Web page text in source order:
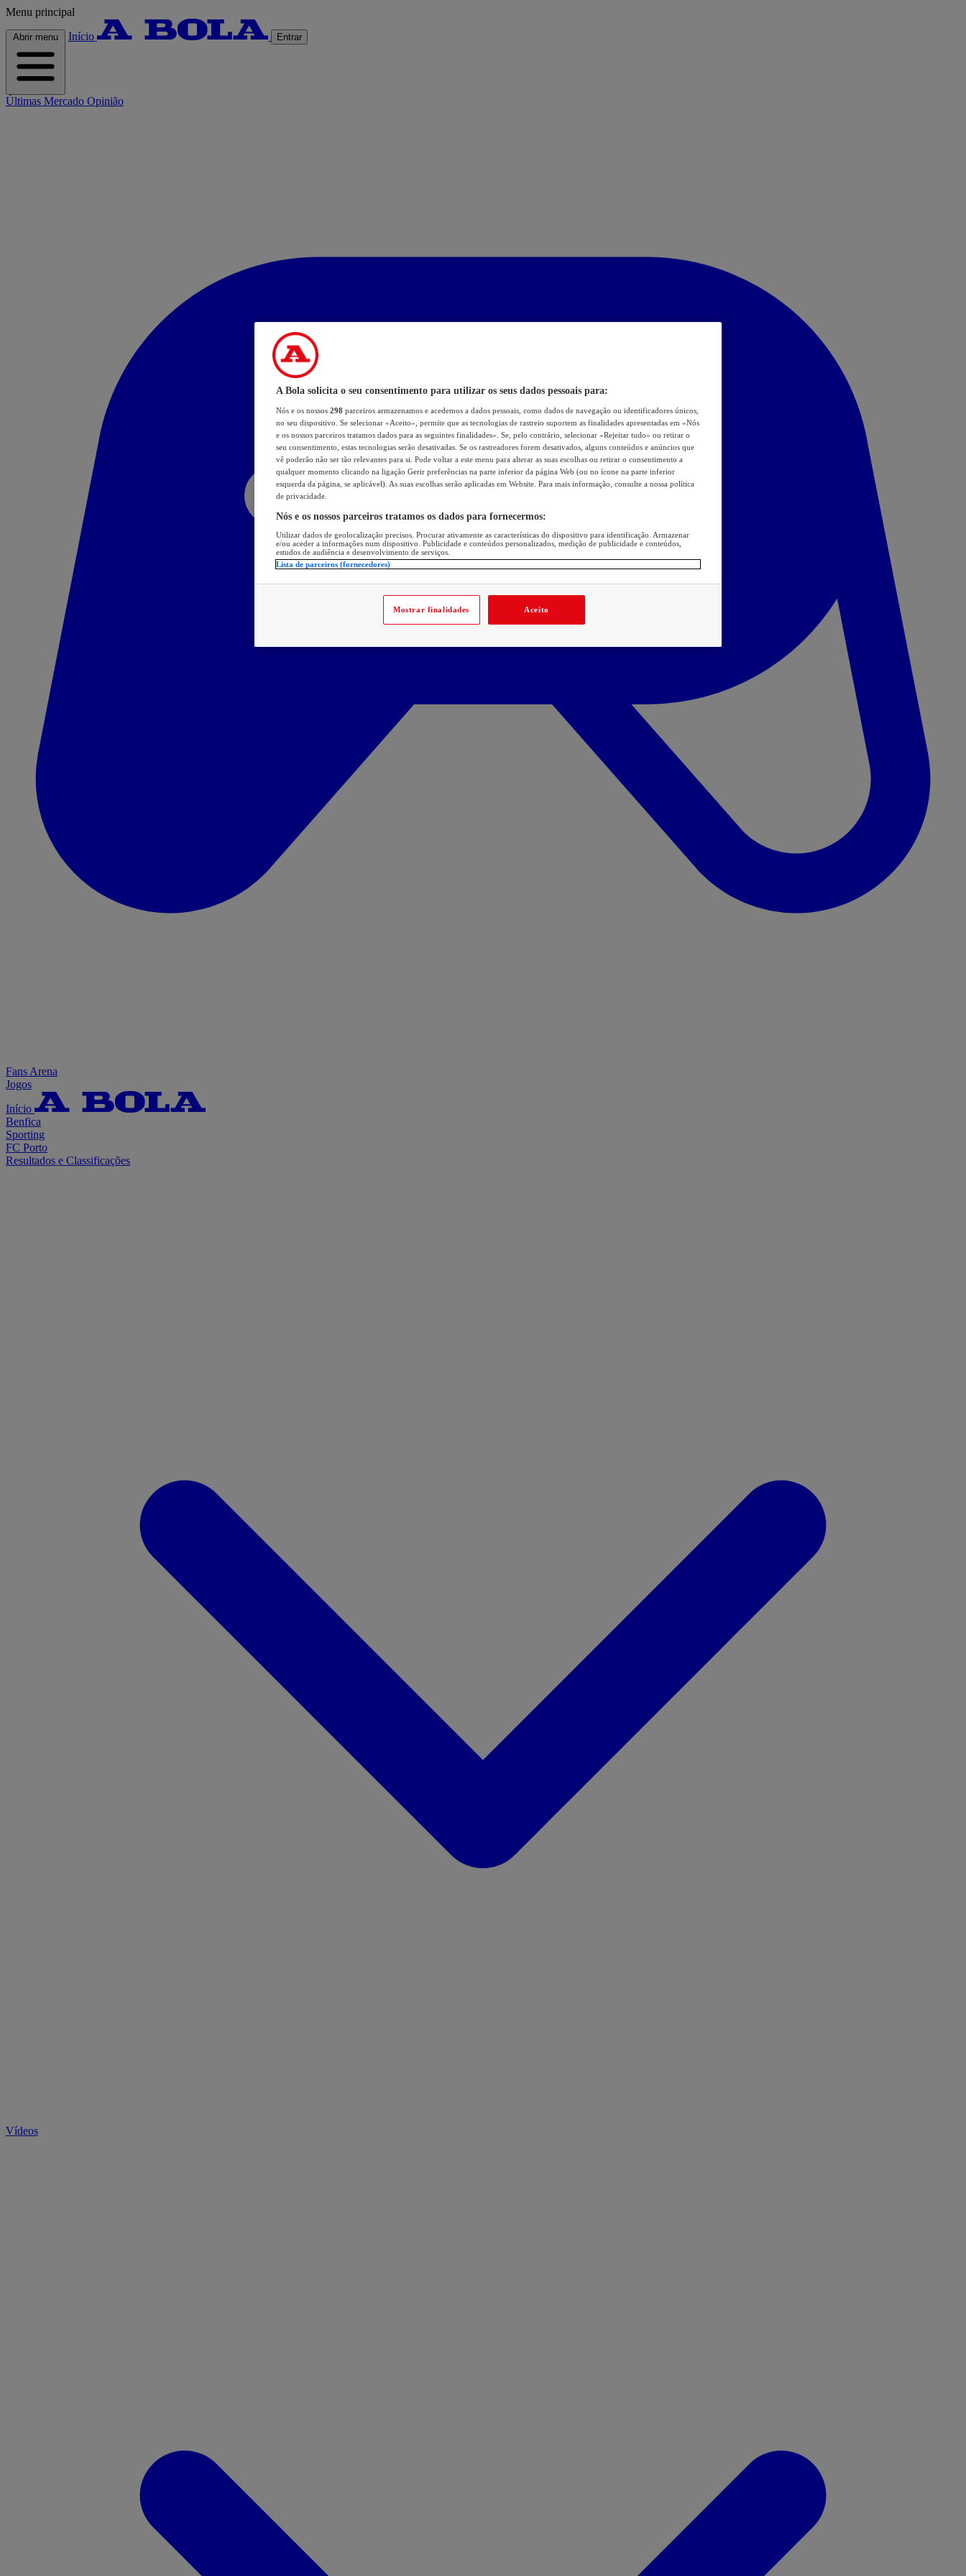
Menu principal
Abrir menu Início Entrar
Últimas Mercado Opinião
Fans Arena
Jogos
Início
Benfica
Sporting
FC Porto
Resultados e Classificações
Vídeos
A Bola solicita o seu consentimento para utilizar os seus dados pessoais para:
Nós e os nossos 298 parceiros armazenamos e acedemos a dados pessoais, como dados de navegação ou identificadores únicos,
no seu dispositivo. Se selecionar «Aceito», permite que as tecnologias de rastreio suportem as finalidades apresentadas em «Nós
e os nossos parceiros tratamos dados para as seguintes finalidades». Se, pelo contrário, selecionar «Rejeitar tudo» ou retirar o
seu consentimento, estas tecnologias serão desativadas. Se os rastreadores forem desativados, alguns conteúdos e anúncios que
vê poderão não ser tão relevantes para si. Pode voltar a este menu para alterar as suas escolhas ou retirar o consentimento a
qualquer momento clicando na ligação Gerir preferências na parte inferior da página Web (ou no ícone na parte inferior
esquerda da página, se aplicável). As suas escolhas serão aplicadas em Website. Para mais informação, consulte a nossa política
de privacidade.
Nós e os nossos parceiros tratamos os dados para fornecermos:
Utilizar dados de geolocalização precisos. Procurar ativamente as características do dispositivo para identificação. Armazenar
e/ou aceder a informações num dispositivo. Publicidade e conteúdos personalizados, medição de publicidade e conteúdos,
estudos de audiência e desenvolvimento de serviços.
Lista de parceiros (fornecedores)
Mostrar finalidades Aceito